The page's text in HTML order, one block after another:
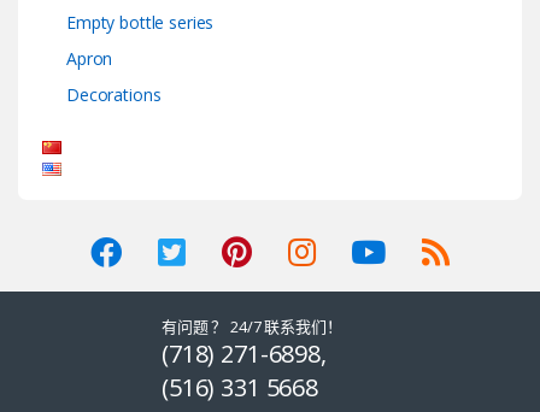
Empty bottle series
Apron
Decorations
有问题 ？ 24/7 联系我们！
(718) 271-6898,
(516) 331 5668